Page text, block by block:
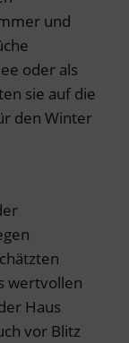
und
oder als
sie auf die
den Winter
wertvollen
Haus
vor Blitz